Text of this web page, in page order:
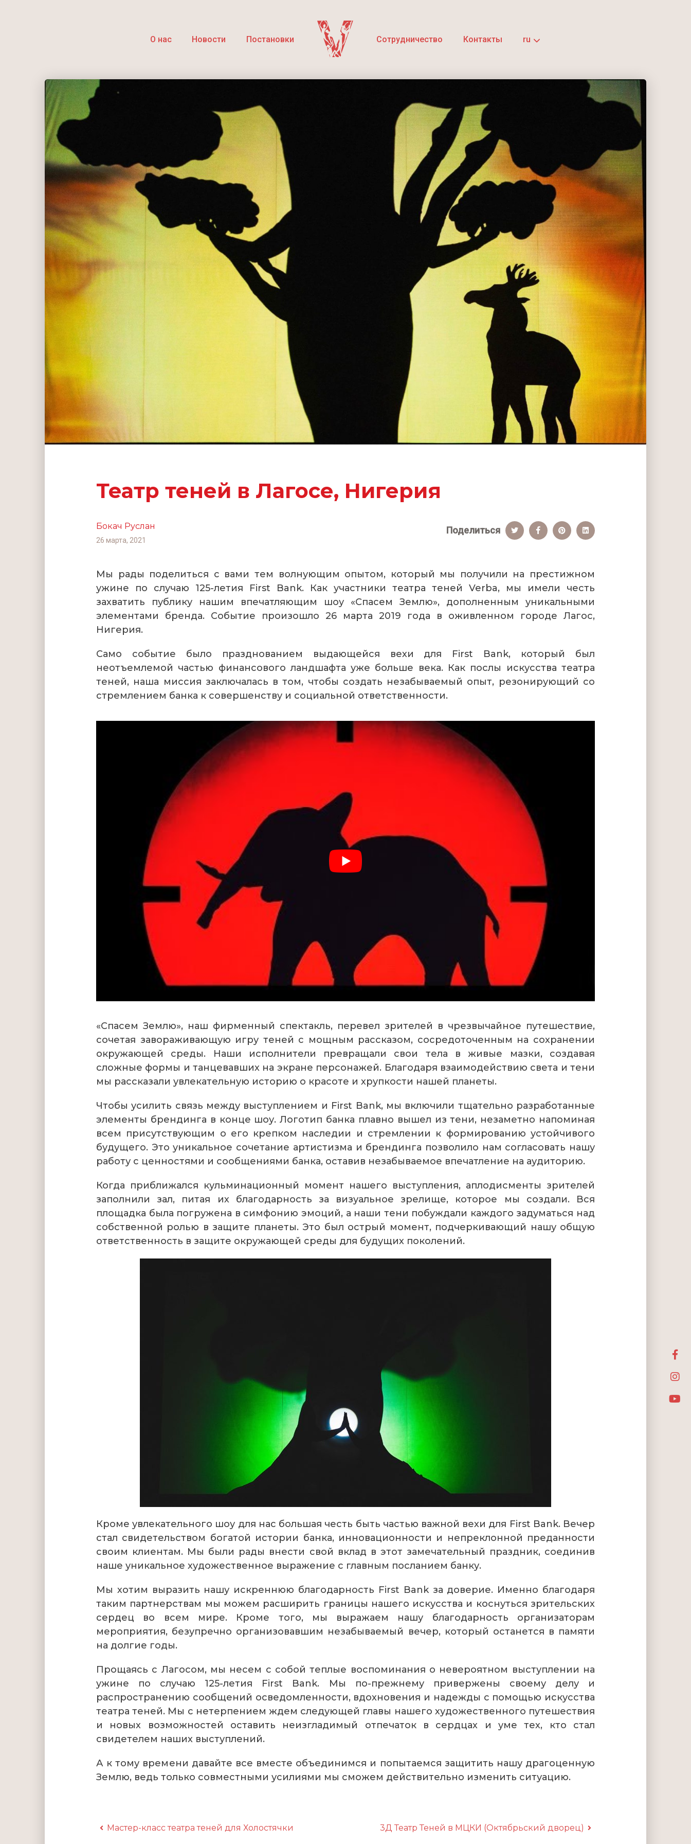
О нас Новости Постановки Сотрудничество Контакты ru
Театр теней в Лагосе, Нигерия
Бокач Руслан
26 марта, 2021
Поделиться
Мы рады поделиться с вами тем волнующим опытом, который мы получили на престижном
ужине по случаю 125-летия First Bank. Как участники театра теней Verba, мы имели честь
захватить публику нашим впечатляющим шоу «Спасем Землю», дополненным уникальными
элементами бренда. Событие произошло 26 марта 2019 года в оживленном городе Лагос,
Нигерия.
Само событие было празднованием выдающейся вехи для First Bank, который был
неотъемлемой частью финансового ландшафта уже больше века. Как послы искусства театра
теней, наша миссия заключалась в том, чтобы создать незабываемый опыт, резонирующий со
стремлением банка к совершенству и социальной ответственности.
«Спасем Землю», наш фирменный спектакль, перевел зрителей в чрезвычайное путешествие,
сочетая завораживающую игру теней с мощным рассказом, сосредоточенным на сохранении
окружающей среды. Наши исполнители превращали свои тела в живые мазки, создавая
сложные формы и танцевавших на экране персонажей. Благодаря взаимодействию света и тени
мы рассказали увлекательную историю о красоте и хрупкости нашей планеты.
Чтобы усилить связь между выступлением и First Bank, мы включили тщательно разработанные
элементы брендинга в конце шоу. Логотип банка плавно вышел из тени, незаметно напоминая
всем присутствующим о его крепком наследии и стремлении к формированию устойчивого
будущего. Это уникальное сочетание артистизма и брендинга позволило нам согласовать нашу
работу с ценностями и сообщениями банка, оставив незабываемое впечатление на аудиторию.
Когда приближался кульминационный момент нашего выступления, аплодисменты зрителей
заполнили зал, питая их благодарность за визуальное зрелище, которое мы создали. Вся
площадка была погружена в симфонию эмоций, а наши тени побуждали каждого задуматься над
собственной ролью в защите планеты. Это был острый момент, подчеркивающий нашу общую
ответственность в защите окружающей среды для будущих поколений.
Кроме увлекательного шоу для нас большая честь быть частью важной вехи для First Bank. Вечер
стал свидетельством богатой истории банка, инновационности и непреклонной преданности
своим клиентам. Мы были рады внести свой вклад в этот замечательный праздник, соединив
наше уникальное художественное выражение с главным посланием банку.
Мы хотим выразить нашу искреннюю благодарность First Bank за доверие. Именно благодаря
таким партнерствам мы можем расширить границы нашего искусства и коснуться зрительских
сердец во всем мире. Кроме того, мы выражаем нашу благодарность организаторам
мероприятия, безупречно организовавшим незабываемый вечер, который останется в памяти
на долгие годы.
Прощаясь с Лагосом, мы несем с собой теплые воспоминания о невероятном выступлении на
ужине по случаю 125-летия First Bank. Мы по-прежнему привержены своему делу и
распространению сообщений осведомленности, вдохновения и надежды с помощью искусства
театра теней. Мы с нетерпением ждем следующей главы нашего художественного путешествия
и новых возможностей оставить неизгладимый отпечаток в сердцах и уме тех, кто стал
свидетелем наших выступлений.
А к тому времени давайте все вместе объединимся и попытаемся защитить нашу драгоценную
Землю, ведь только совместными усилиями мы сможем действительно изменить ситуацию.
Мастер-класс театра теней для Холостячки 3Д Театр Теней в МЦКИ (Октябрьский дворец)